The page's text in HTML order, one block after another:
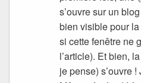
s’ouvre sur un
bien visible pour
si cette fenêtre ne
l’article). Et bien,
je pense) s’ouvre